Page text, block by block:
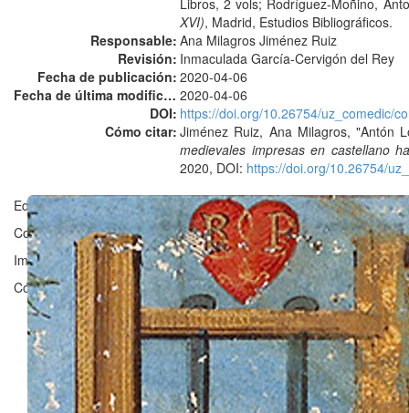
Libros, 2 vols; Rodríguez-Moñino,
XVI), Madrid, Estudios Bibliográficos.
Responsable: Ana Milagros Jiménez Ruiz
Revisión: Inmaculada García-Cervigón del Rey
Fecha de publicación: 2020-04-06
Fecha de última modificación: 2020-04-06
DOI: https://doi.org/10.26754/uz_comedic/
Cómo citar: Jiménez Ruiz, Ana Milagros, "Antón
medievales impresas en castellano
2020, DOI: https://doi.org/10.26754/
Editado en Zaragoza por ©Grupo Clarisel, Universidad de
Contacto:clarisel@unizar.es
Imagen ©Bibliothèque nationale de France
Código licenciado porFergus ReigbajoGNU Affero General Public